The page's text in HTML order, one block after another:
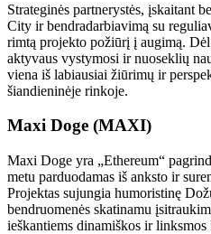
Strateginės partnerystės, įskaitant
City ir bendradarbiavimą su
rimtą projekto požiūrį į augimą.
aktyvaus vystymosi ir nuoseklių
viena iš labiausiai žiūrimų ir
šiandieninėje rinkoje.
Maxi Doge (MAXI)
Maxi Doge yra „Ethereum“
metu parduodamas iš anksto ir
Projektas sujungia humoristinę
bendruomenės skatinamu
ieškantiems dinamiškos ir